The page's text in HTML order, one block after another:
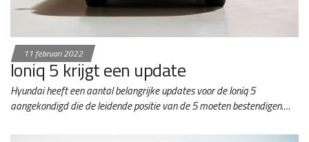
11 februari 2022
Ioniq 5 krijgt een update
Hyundai heeft een aantal belangrijke updates voor de Ioniq 5
aangekondigd die de leidende positie van de 5 moeten bestendigen.…